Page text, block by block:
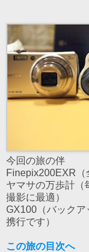
今回の旅の伴
Finepix200EXR（
ヤマサの万歩計（
撮影に最適）
GX100（バック
携行です）
この旅の目次へ